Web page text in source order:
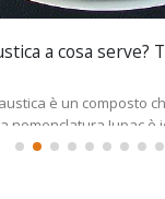
a cosa
è un composto
nomenclatura Iupac è